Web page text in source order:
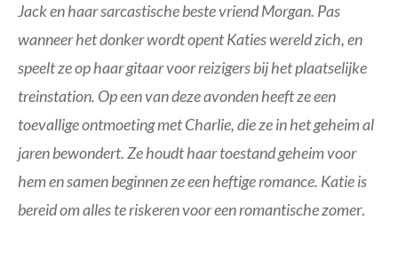
Jack en haar sarcastische beste vriend Morgan. Pas
wanneer het donker wordt opent Katies wereld zich, en
speelt ze op haar gitaar voor reizigers bij het plaatselijke
treinstation. Op een van deze avonden heeft ze een
toevallige ontmoeting met Charlie, die ze in het geheim al
jaren bewondert. Ze houdt haar toestand geheim voor
hem en samen beginnen ze een heftige romance. Katie is
bereid om alles te riskeren voor een romantische zomer.